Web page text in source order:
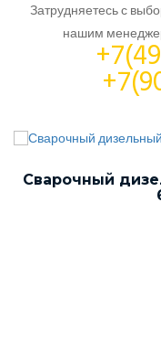
Затрудняетесь с
нашим
Сварочный